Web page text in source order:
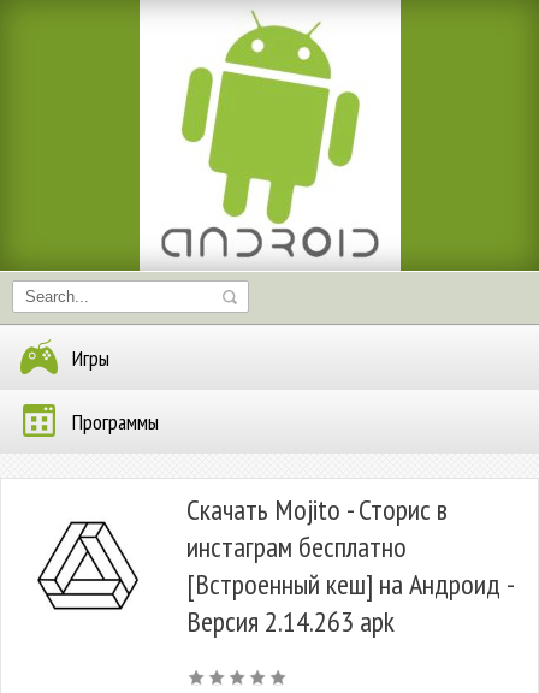
Игры
Программы
Скачать Mojito - Сторис в
инстаграм бесплатно
[Встроенный кеш] на Андроид -
Версия 2.14.263 apk